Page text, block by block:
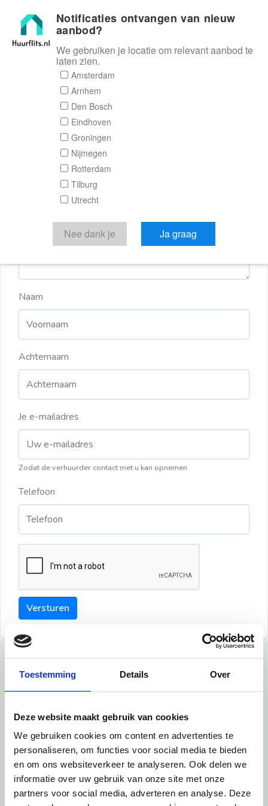
Toestemming Details Over
Deze website maakt gebruik van cookies
We gebruiken cookies om content en advertenties te
personaliseren, om functies voor social media te bieden
en om ons websiteverkeer te analyseren. Ook delen we
informatie over uw gebruik van onze site met onze
partners voor social media, adverteren en analyse. Deze
Huurflits
Reactieformulier
Huurflits
Verstuur je bericht
Door een bericht te sturen kom je in contact met de
aanbieder of makelaar van de woning.
Naam
Achternaam
Je e-mailadres
Zodat de verhuurder contact met u kan opnemen
Telefoon
Versturen
Tips
Tip 1:
Schrijf een duidelijke introductie en geef de volgende
informatie mee:
Ben je student, werkachtig of werkzoekend
Notificaties ontvangen van nieuw
aanbod?
We gebruiken je locatie om relevant aanbod te
laten zien.
Amsterdam
Arnhem
Den Bosch
Eindhoven
Groningen
Nijmegen
Rotterdam
Tilburg
Utrecht
Nee dank je Ja graag